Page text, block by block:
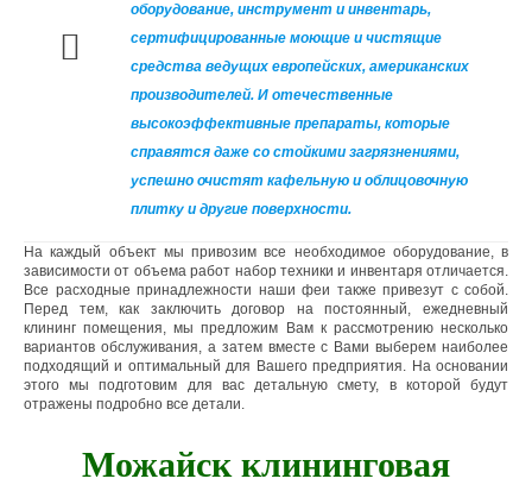
оборудование, инструмент и инвентарь,
сертифицированные моющие и чистящие
средства ведущих европейских, американских
производителей. И отечественные
высокоэффективные препараты, которые
справятся даже со стойкими загрязнениями,
успешно очистят кафельную и облицовочную
плитку и другие поверхности.
На каждый объект мы привозим все необходимое оборудование, в
зависимости от объема работ набор техники и инвентаря отличается.
Все расходные принадлежности наши феи также привезут с собой.
Перед тем, как заключить договор на постоянный, ежедневный
клининг помещения, мы предложим Вам к рассмотрению несколько
вариантов обслуживания, а затем вместе с Вами выберем наиболее
подходящий и оптимальный для Вашего предприятия. На основании
этого мы подготовим для вас детальную смету, в которой будут
отражены подробно все детали.
Можайск клининговая